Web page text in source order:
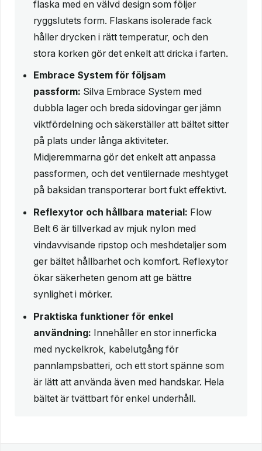
flaska med en välvd design som följer
ryggslutets form. Flaskans isolerade fack
håller drycken i rätt temperatur, och den
stora korken gör det enkelt att dricka i farten.
Embrace System för följsam
passform: Silva Embrace System med
dubbla lager och breda sidovingar ger jämn
viktfördelning och säkerställer att bältet sitter
på plats under långa aktiviteter.
Midjeremmarna gör det enkelt att anpassa
passformen, och det ventilernade meshtyget
på baksidan transporterar bort fukt effektivt.
Reflexytor och hållbara material: Flow
Belt 6 är tillverkad av mjuk nylon med
vindavvisande ripstop och meshdetaljer som
ger bältet hållbarhet och komfort. Reflexytor
ökar säkerheten genom att ge bättre
synlighet i mörker.
Praktiska funktioner för enkel
användning: Innehåller en stor innerficka
med nyckelkrok, kabelutgång för
pannlampsbatteri, och ett stort spänne som
är lätt att använda även med handskar. Hela
bältet är tvättbart för enkel underhåll.